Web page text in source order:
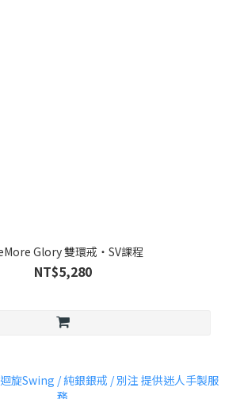
Glory 雙環戒・SV課程
NT$5,280